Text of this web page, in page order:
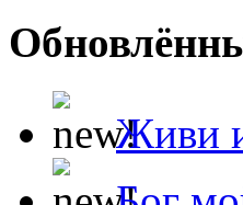
Живи